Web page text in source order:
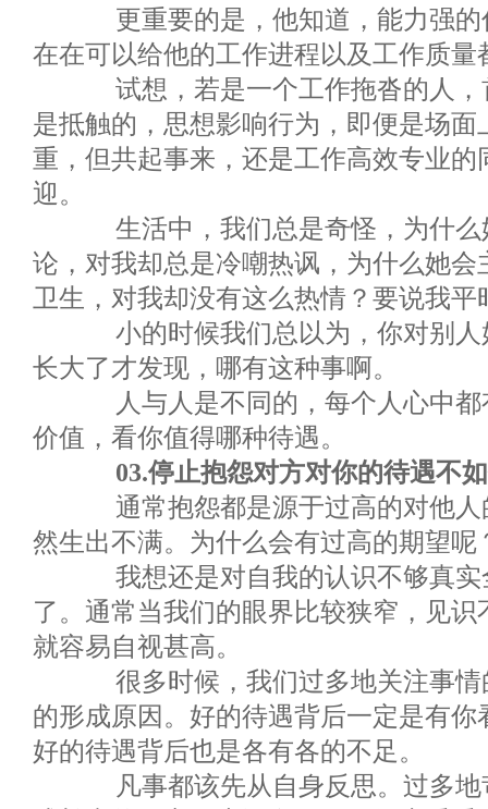
更重要的是，他知道，能力强的
在在可以给他的工作进程以及工作质量
试想，若是一个工作拖沓的人，
是抵触的，思想影响行为，即便是场
重，但共起事来，还是工作高效专业
迎。
生活中，我们总是奇怪，为什么
论，对我却总是冷嘲热讽，为什么她
卫生，对我却没有这么热情？要说我平
小的时候我们总以为，你对别人
长大了才发现，哪有这种事啊。
人与人是不同的，每个人心中都
价值，看你值得哪种待遇。
03.停止抱怨对方对你的待遇不
通常抱怨都是源于过高的对他人
然生出不满。为什么会有过高的期望呢
我想还是对自我的认识不够真实
了。通常当我们的眼界比较狭窄，见
就容易自视甚高。
很多时候，我们过多地关注事情
的形成原因。好的待遇背后一定是有
好的待遇背后也是各有各的不足。
凡事都该先从自身反思。过多地